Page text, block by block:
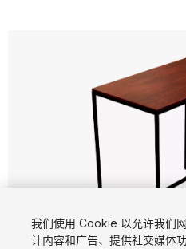
1/14
我们使用 Cookie 以允许我们
计内容和广告、提供社交媒体